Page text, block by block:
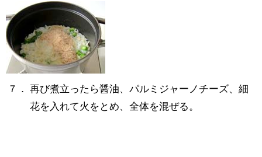
７． 再び煮立ったら醤油、パルミジャーノチーズ、細
花を入れて火をとめ、全体を混ぜる。